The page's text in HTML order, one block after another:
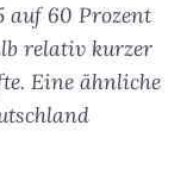
auf 60 Prozent
relativ kurzer
Eine ähnliche